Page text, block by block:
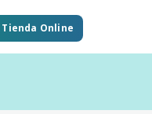
Tienda Online